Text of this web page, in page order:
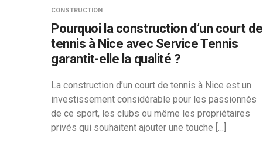
CONSTRUCTION
Pourquoi la construction d’un court de
tennis à Nice avec Service Tennis
garantit-elle la qualité ?
La construction d’un court de tennis à Nice est un
investissement considérable pour les passionnés
de ce sport, les clubs ou même les propriétaires
privés qui souhaitent ajouter une touche […]